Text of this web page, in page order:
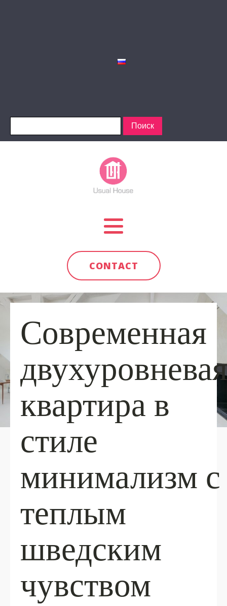
CONTACT
Современная
двухуровневая
квартира в
стиле
минимализм с
теплым
шведским
чувством